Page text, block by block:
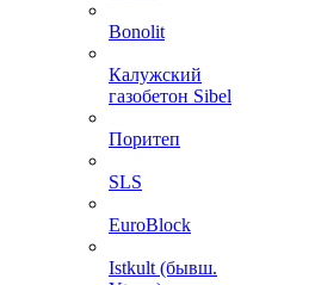
Bonolit
Калужский
газобетон Sibel
Поритеп
SLS
EuroBlock
Istkult (бывш.